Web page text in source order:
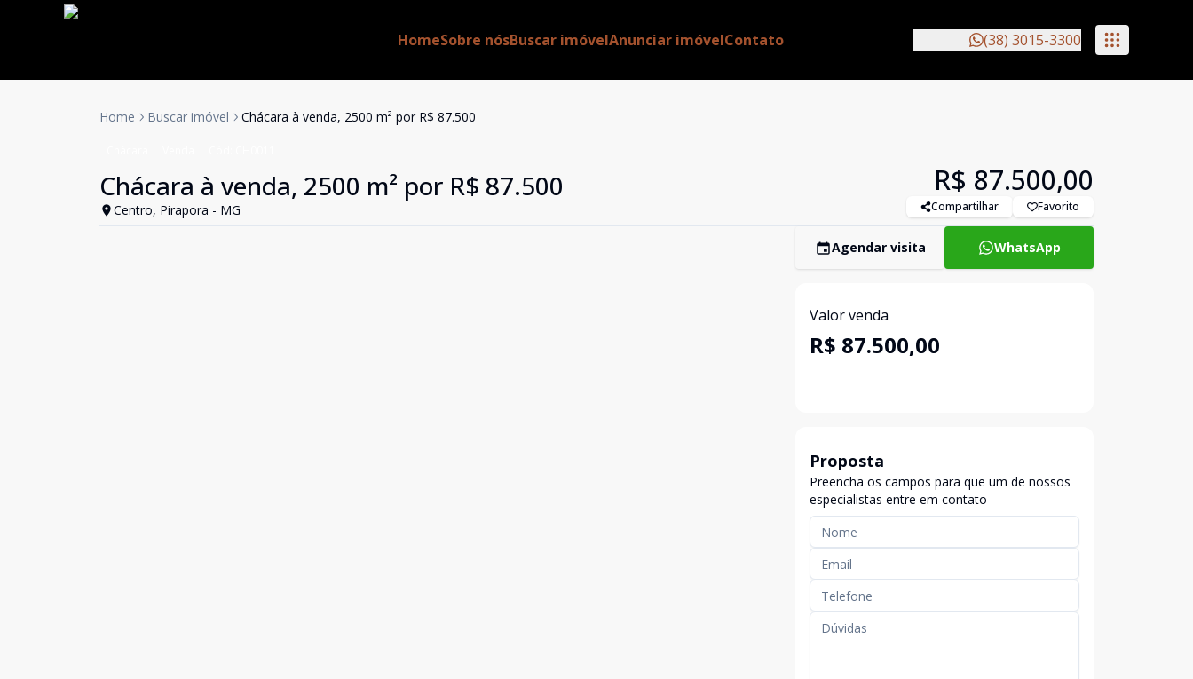
HomeSobre nósBuscar imóvelAnunciar imóvelContato (38) 3015-3300
Home Buscar imóvel Chácara à venda, 2500 m² por R$ 87.500
Chácara à venda, 2500 m² por R$ 87.500
Centro, Pirapora - MG
R$ 87.500,00
Compartilhar Favorito
Agendar visita WhatsApp
Valor venda
R$ 87.500,00
Proposta
Preencha os campos para que um de nossos
especialistas entre em contato